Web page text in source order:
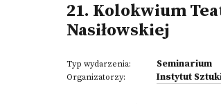
21. Kolokwium
Nasiłowskiej
Typ wydarzenia: Seminarium
Organizatorzy: Instytut